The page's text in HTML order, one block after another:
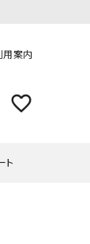
用案内
favorite_outline
ト